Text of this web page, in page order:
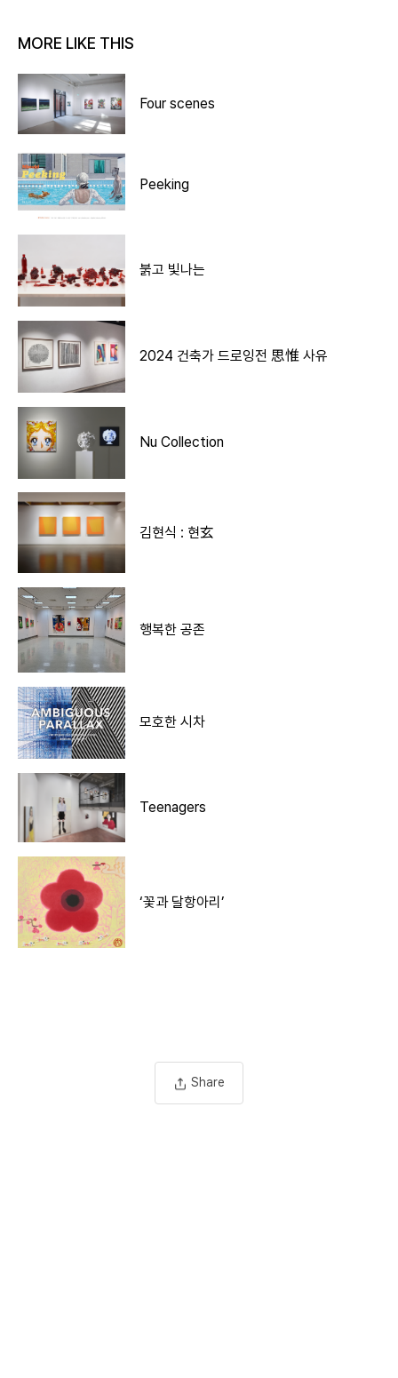
MORE LIKE THIS
Four scenes
Peeking
붉고 빛나는
2024 건축가 드로잉전 思惟 사유
Nu Collection
김현식 : 현玄
행복한 공존
모호한 시차
Teenagers
‘꽃과 달항아리’
Share